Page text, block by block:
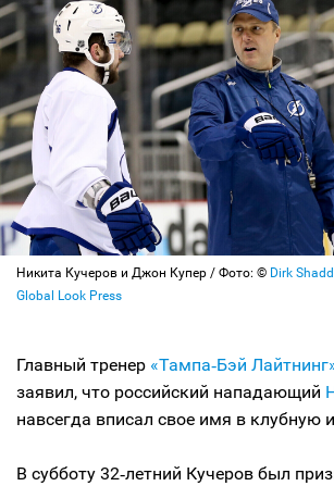
Никита Кучеров и Джон Купер / Фото: © Dirk
Global Look Press
Главный тренер «Тампа‑Бэй
заявил, что российский нападающий
навсегда вписал свое имя в клубную
В субботу 32‑летний Кучеров был